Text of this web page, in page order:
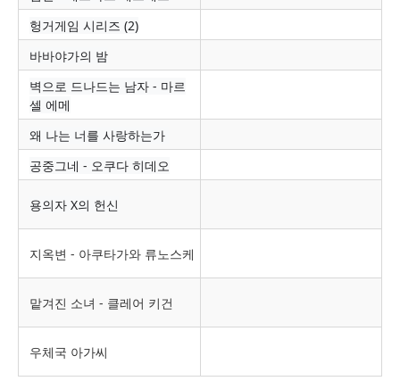
헝거게임 시리즈 (2)
바바야가의 밤
벽으로 드나드는 남자 - 마르
셀 에메
왜 나는 너를 사랑하는가
공중그네 - 오쿠다 히데오
용의자 X의 헌신
지옥변 - 아쿠타가와 류노스케
맡겨진 소녀 - 클레어 키건
우체국 아가씨